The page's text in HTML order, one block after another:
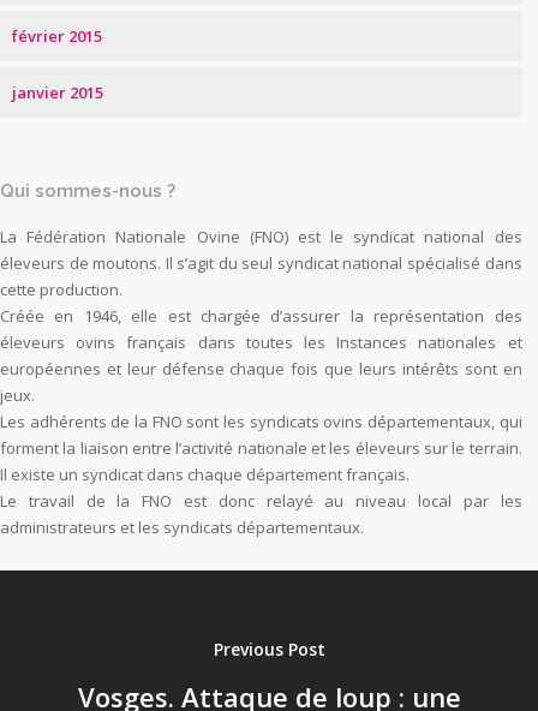
février 2015
janvier 2015
Qui sommes-nous ?
La Fédération Nationale Ovine (FNO) est le syndicat national des
éleveurs de moutons. Il s’agit du seul syndicat national spécialisé dans
cette production.
Créée en 1946, elle est chargée d’assurer la représentation des
éleveurs ovins français dans toutes les Instances nationales et
européennes et leur défense chaque fois que leurs intérêts sont en
jeux.
Les adhérents de la FNO sont les syndicats ovins départementaux, qui
forment la liaison entre l’activité nationale et les éleveurs sur le terrain.
Il existe un syndicat dans chaque département français.
Le travail de la FNO est donc relayé au niveau local par les
administrateurs et les syndicats départementaux.
Previous Post
Vosges. Attaque de loup : une